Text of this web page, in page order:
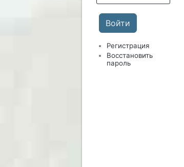
Регистрация
Восстановить
пароль